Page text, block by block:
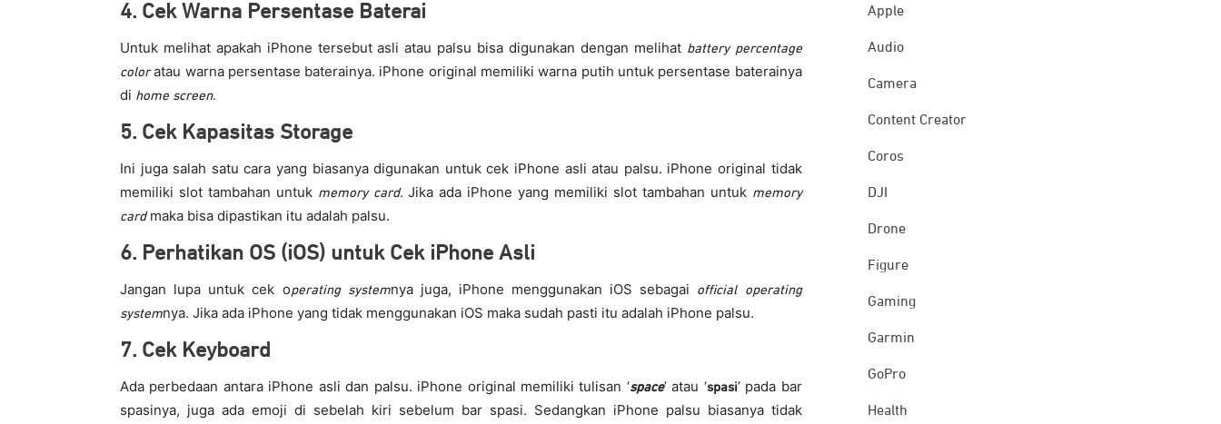
4. Cek Warna Persentase Baterai
Untuk melihat apakah iPhone tersebut asli atau palsu bisa digunakan dengan melihatbattery percentage
coloratau warna persentase baterainya. iPhone original memiliki warna putih untuk persentase baterainya
di home screen.
5. Cek Kapasitas Storage
Ini juga salah satu cara yang biasanya digunakan untuk cek iPhone asli atau palsu. iPhone original tidak
memiliki slot tambahan untuk memory card. Jika ada iPhone yang memiliki slot tambahan untuk memory
cardmaka bisa dipastikan itu adalah palsu.
6. Perhatikan OS (iOS) untuk Cek iPhone Asli
Jangan lupa untuk cek operating systemnya juga, iPhone menggunakan iOS sebagai
official operating
systemnya. Jika ada iPhone yang tidak menggunakan iOS maka sudah pasti itu adalah iPhone palsu.
7. Cek Keyboard
Ada perbedaan antara iPhone asli dan palsu. iPhone original memiliki tulisan ‘space’ atau ‘spasi’ pada bar
spasinya, juga ada emoji di sebelah kiri sebelum bar spasi. Sedangkan iPhone palsu biasanya tidak
Apple
Audio
Camera
Content Creator
Coros
DJI
Drone
Figure
Gaming
Garmin
GoPro
Health